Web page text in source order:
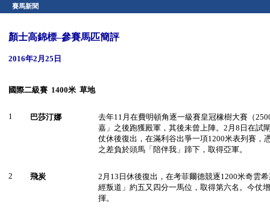
賽馬新聞
顏士高錦標–參賽馬匹簡評
2016年2月25日
國際二級賽 1400米 草地
1 巴莎汀娜
去年11月在費明頓角逐一級賽皇冠橡樹大賽（
嘉」之後跑獲殿軍，其後未曾上陣。2月8日在試
仗休後復出，在滿利谷出爭一項1200米表列賽，
之差負於頭馬「陪伴我」蹄下，取得亞軍。
2 飛炭
2月13日休後復出，在考菲爾德競逐1200米奇雲
經叛道」約五又四分一馬位，取得第六名。今仗
揮。